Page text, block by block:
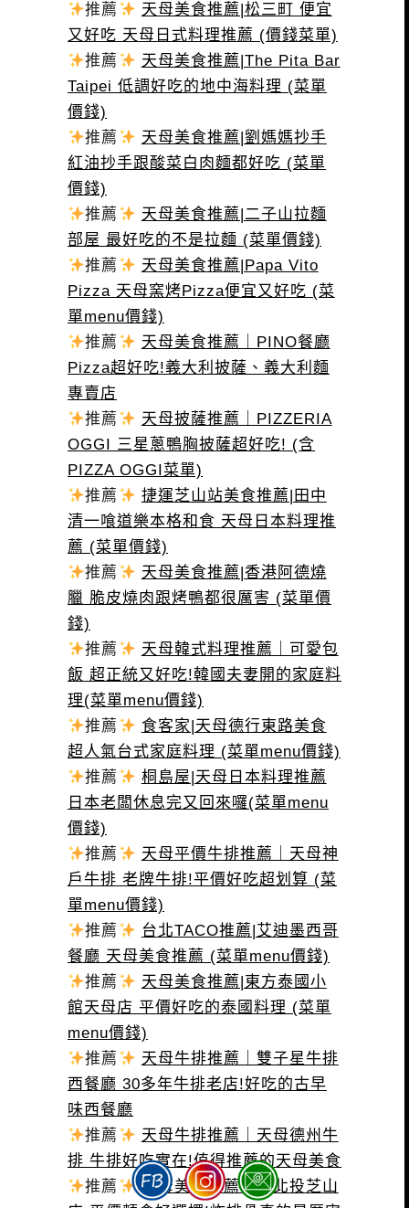
推薦
天母美食推薦|松三町 便宜
又好吃 天母日式料理推薦 (價錢菜單)
推薦
天母美食推薦|The Pita Bar
Taipei 低調好吃的地中海料理 (菜單
價錢)
推薦
天母美食推薦|劉媽媽抄手
紅油抄手跟酸菜白肉麵都好吃 (菜單
價錢)
推薦
天母美食推薦|二子山拉麵
部屋 最好吃的不是拉麵 (菜單價錢)
推薦
天母美食推薦|Papa Vito
Pizza 天母窯烤Pizza便宜又好吃 (菜
單menu價錢)
推薦
天母美食推薦｜PINO餐廳
Pizza超好吃!義大利披薩、義大利麵
專賣店
推薦
天母披薩推薦｜PIZZERIA
OGGI 三星蔥鴨胸披薩超好吃! (含
PIZZA OGGI菜單)
推薦
捷運芝山站美食推薦|田中
清一喰道樂本格和食 天母日本料理推
薦 (菜單價錢)
推薦
天母美食推薦|香港阿德燒
臘 脆皮燒肉跟烤鴨都很厲害 (菜單價
錢)
推薦
天母韓式料理推薦｜可愛包
飯 超正統又好吃!韓國夫妻開的家庭料
理(菜單menu價錢)
推薦
食客家|天母德行東路美食
超人氣台式家庭料理 (菜單menu價錢)
推薦
桐島屋|天母日本料理推薦
日本老闆休息完又回來囉(菜單menu
價錢)
推薦
天母平價牛排推薦｜天母神
戶牛排 老牌牛排!平價好吃超划算 (菜
單menu價錢)
推薦
台北TACO推薦|艾迪墨西哥
餐廳 天母美食推薦 (菜單menu價錢)
推薦
天母美食推薦|東方泰國小
館天母店 平價好吃的泰國料理 (菜單
menu價錢)
推薦
天母牛排推薦｜雙子星牛排
西餐廳 30多年牛排老店!好吃的古早
味西餐廳
推薦
天母牛排推薦｜天母德州牛
排 牛排好吃實在!值得推薦的天母美食
推薦
天母美食推薦｜老北投芝山